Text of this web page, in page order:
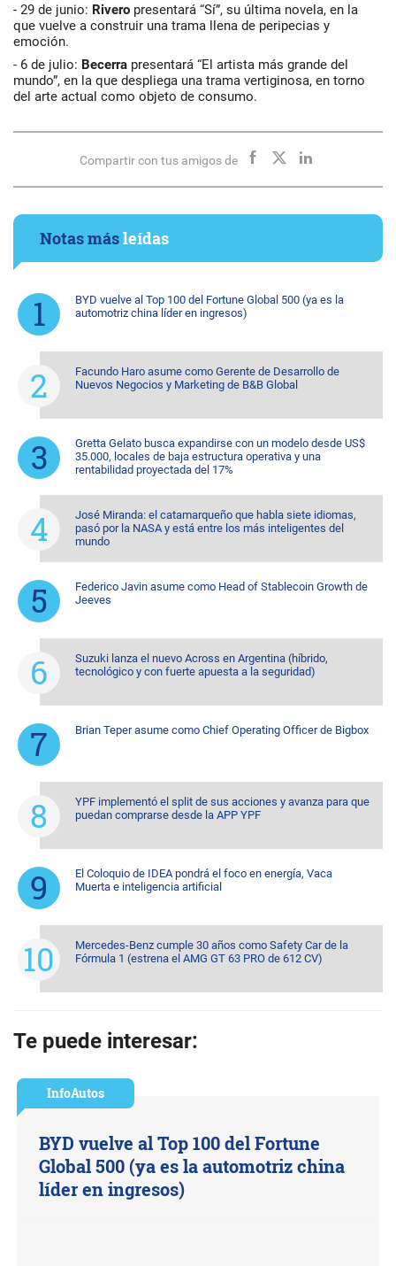
- 29 de junio: Rivero presentará “Sí”, su última novela, en la
que vuelve a construir una trama llena de peripecias y
emoción.
- 6 de julio: Becerra presentará “El artista más grande del
mundo”, en la que despliega una trama vertiginosa, en torno
del arte actual como objeto de consumo.
Compartir con tus amigos de
Notas másleídas
BYD vuelve al Top 100 del Fortune Global 500 (ya es la
automotriz china líder en ingresos)
Facundo Haro asume como Gerente de Desarrollo de
Nuevos Negocios y Marketing de B&B Global
Gretta Gelato busca expandirse con un modelo desde US$
35.000, locales de baja estructura operativa y una
rentabilidad proyectada del 17%
José Miranda: el catamarqueño que habla siete idiomas,
pasó por la NASA y está entre los más inteligentes del
mundo
Federico Javin asume como Head of Stablecoin Growth de
Jeeves
Suzuki lanza el nuevo Across en Argentina (híbrido,
tecnológico y con fuerte apuesta a la seguridad)
Brian Teper asume como Chief Operating Officer de Bigbox
YPF implementó el split de sus acciones y avanza para que
puedan comprarse desde la APP YPF
El Coloquio de IDEA pondrá el foco en energía, Vaca
Muerta e inteligencia artificial
Mercedes-Benz cumple 30 años como Safety Car de la
Fórmula 1 (estrena el AMG GT 63 PRO de 612 CV)
Te puede interesar:
InfoAutos
BYD vuelve al Top 100 del Fortune
Global 500 (ya es la automotriz china
líder en ingresos)